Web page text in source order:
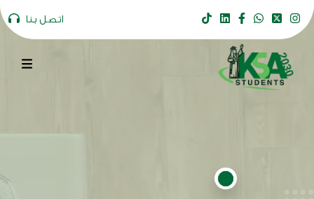
اتصل بنا